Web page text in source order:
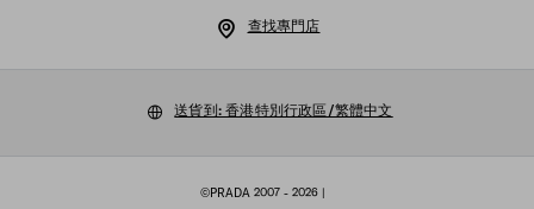
Cookies 設定
©PRADA 2007 - 2026 |
查找專門店
送貨到: 香港特別行政區/繁體中文